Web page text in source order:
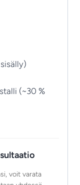
(~30 %
voit varata